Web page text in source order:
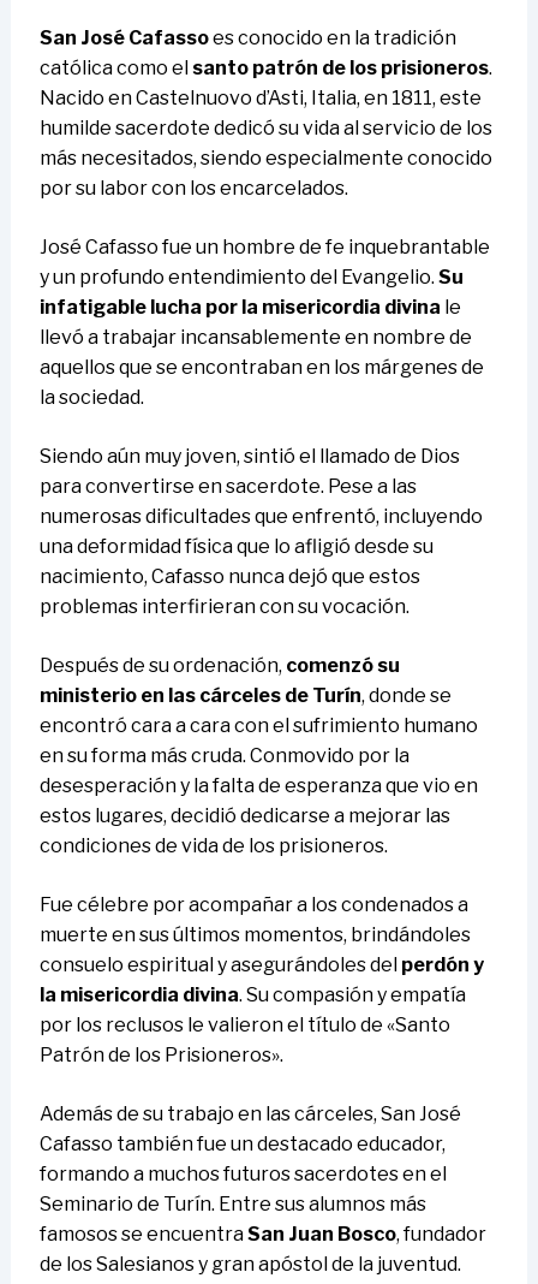
San José Cafassoes conocido en la tradición
católica como el santo patrón de los prisioneros.
Nacido en Castelnuovo d’Asti, Italia, en 1811, este
humilde sacerdote dedicó su vida al servicio de los
más necesitados, siendo especialmente conocido
por su labor con los encarcelados.
José Cafasso fue un hombre de fe inquebrantable
y un profundo entendimiento del Evangelio. Su
infatigable lucha por la misericordia divina le
llevó a trabajar incansablemente en nombre de
aquellos que se encontraban en los márgenes de
la sociedad.
Siendo aún muy joven, sintió el llamado de Dios
para convertirse en sacerdote. Pese a las
numerosas dificultades que enfrentó, incluyendo
una deformidad física que lo afligió desde su
nacimiento, Cafasso nunca dejó que estos
problemas interfirieran con su vocación.
Después de su ordenación, comenzó su
ministerio en las cárceles de Turín, donde se
encontró cara a cara con el sufrimiento humano
en su forma más cruda. Conmovido por la
desesperación y la falta de esperanza que vio en
estos lugares, decidió dedicarse a mejorar las
condiciones de vida de los prisioneros.
Fue célebre por acompañar a los condenados a
muerte en sus últimos momentos, brindándoles
consuelo espiritual y asegurándoles del perdón y
la misericordia divina. Su compasión y empatía
por los reclusos le valieron el título de «Santo
Patrón de los Prisioneros».
Además de su trabajo en las cárceles, San José
Cafasso también fue un destacado educador,
formando a muchos futuros sacerdotes en el
Seminario de Turín. Entre sus alumnos más
famosos se encuentraSan Juan Bosco, fundador
de los Salesianos y gran apóstol de la juventud.